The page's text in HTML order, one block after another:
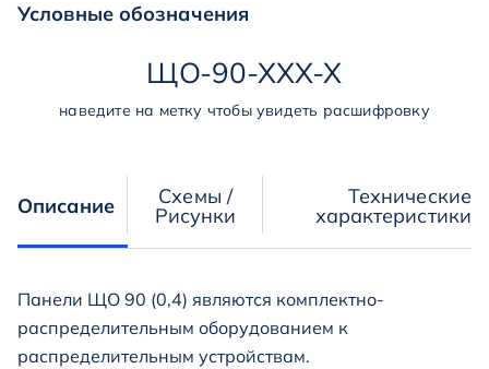
Условные обозначения
ЩО-90-ХХХ-Х
наведите на метку чтобы увидеть расшифровку
Описание Схемы /
Рисунки
Технические
характеристики
Панели ЩО 90 (0,4) являются комплектно-
распределительным оборудованием к
распределительным устройствам.